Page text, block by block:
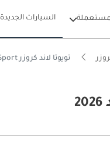
السيارات الجديدة
تويوتا لاند كروزر 3.5T GR-Sport هايبريد